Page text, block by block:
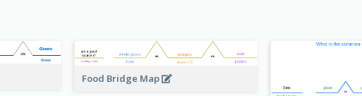
Food Bridge Map